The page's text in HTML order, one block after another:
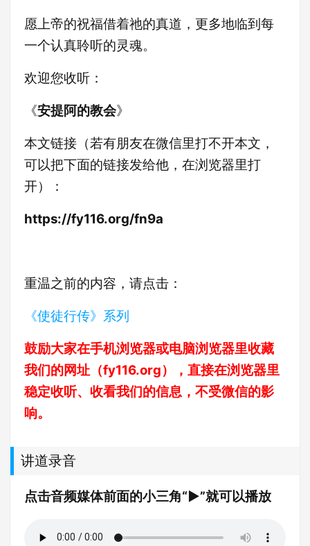
愿上帝的祝福借着祂的真道，更多地临到每
一个认真聆听的灵魂。
欢迎您收听：
《安提阿的教会》
本文链接（若有朋友在微信里打不开本文，
可以把下面的链接发给他，在浏览器里打
开）：
https://fy116.org/fn9a
重温之前的内容，请点击：
《使徒行传》系列
鼓励大家在手机浏览器或电脑浏览器里收藏
我们的网址（fy116.org），直接在浏览器里
稳定收听、收看我们的信息，不受微信的影
响。
讲道录音
点击音频媒体前面的小三角“►”就可以播放